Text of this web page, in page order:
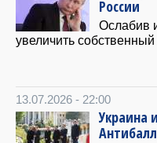
России
Ослабив
увеличить
13.07.2026 - 22:00
Украина